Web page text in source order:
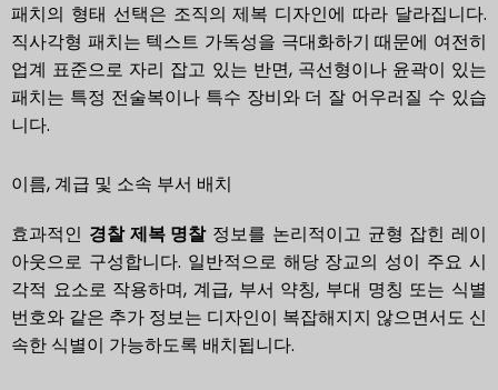
패치의 형태 선택은 조직의 제복 디자인에 따라 달라집니다.
직사각형 패치는 텍스트 가독성을 극대화하기 때문에 여전히
업계 표준으로 자리 잡고 있는 반면, 곡선형이나 윤곽이 있는
패치는 특정 전술복이나 특수 장비와 더 잘 어우러질 수 있습
니다.
이름, 계급 및 소속 부서 배치
효과적인 경찰 제복 명찰정보를 논리적이고 균형 잡힌 레이
아웃으로 구성합니다. 일반적으로 해당 장교의 성이 주요 시
각적 요소로 작용하며, 계급, 부서 약칭, 부대 명칭 또는 식별
번호와 같은 추가 정보는 디자인이 복잡해지지 않으면서도 신
속한 식별이 가능하도록 배치됩니다.